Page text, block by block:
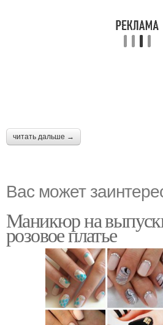
читать дальше →
Вас может
Маникюр на
розовое платье